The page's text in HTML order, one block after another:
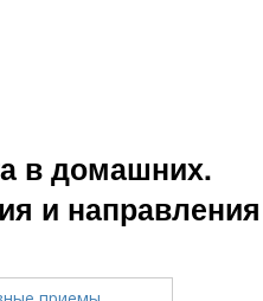
в домашних.
и направления